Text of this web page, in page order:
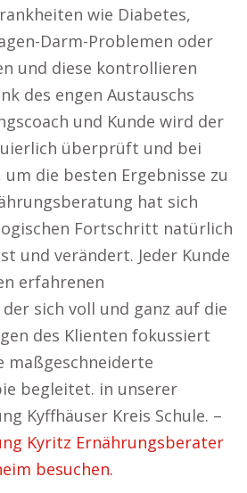
wie Diabetes,
Darm-Problemen oder
und diese kontrollieren
des engen Austauschs
und Kunde wird der
überprüft und bei
die besten Ergebnisse zu
hat sich
Fortschritt natürlich
und verändert. Jeder Kunde
erfahrenen
sich voll und ganz auf die
des Klienten fokussiert
maßgeschneiderte
begleitet. in unserer
Kyffhäuser Kreis Schule. –
Kyritz Ernährungsberater
besuchen.